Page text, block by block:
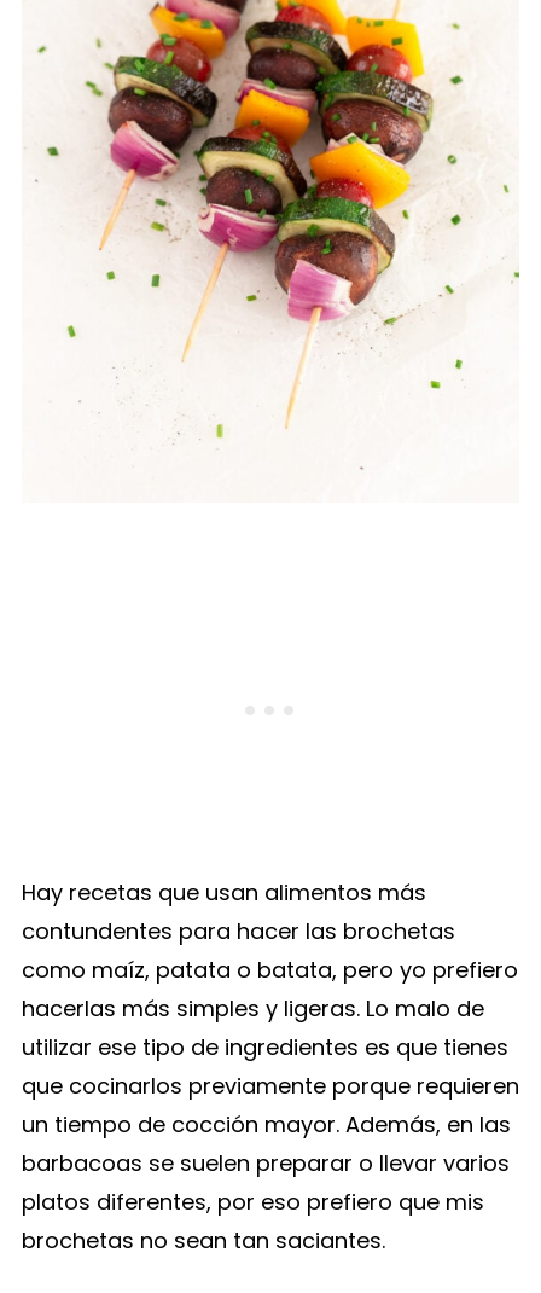
Hay recetas que usan alimentos más
contundentes para hacer las brochetas
como maíz, patata o batata, pero yo prefiero
hacerlas más simples y ligeras. Lo malo de
utilizar ese tipo de ingredientes es que tienes
que cocinarlos previamente porque requieren
un tiempo de cocción mayor. Además, en las
barbacoas se suelen preparar o llevar varios
platos diferentes, por eso prefiero que mis
brochetas no sean tan saciantes.